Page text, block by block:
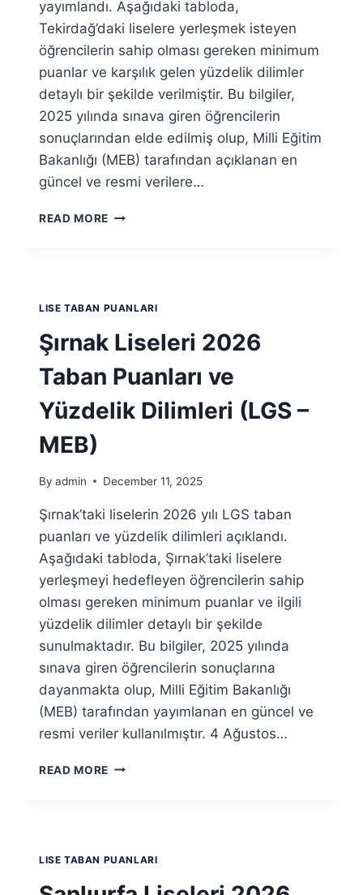
yayımlandı. Aşağıdaki tabloda,
Tekirdağ’daki liselere yerleşmek isteyen
öğrencilerin sahip olması gereken minimum
puanlar ve karşılık gelen yüzdelik dilimler
detaylı bir şekilde verilmiştir. Bu bilgiler,
2025 yılında sınava giren öğrencilerin
sonuçlarından elde edilmiş olup, Milli Eğitim
Bakanlığı (MEB) tarafından açıklanan en
güncel ve resmi verilere…
READ MORE TEKIRDAĞ
DILIMLERI
(LGS
–
MEB)
LISE TABAN PUANLARI
Şırnak Liseleri 2026
Taban Puanları ve
Yüzdelik Dilimleri (LGS –
MEB)
By admin December 11, 2025
Şırnak’taki liselerin 2026 yılı LGS taban
puanları ve yüzdelik dilimleri açıklandı.
Aşağıdaki tabloda, Şırnak’taki liselere
yerleşmeyi hedefleyen öğrencilerin sahip
olması gereken minimum puanlar ve ilgili
yüzdelik dilimler detaylı bir şekilde
sunulmaktadır. Bu bilgiler, 2025 yılında
sınava giren öğrencilerin sonuçlarına
dayanmakta olup, Milli Eğitim Bakanlığı
(MEB) tarafından yayımlanan en güncel ve
resmi veriler kullanılmıştır. 4 Ağustos…
READ MORE ŞIRNAK
DILIMLERI
LISE TABAN PUANLARI